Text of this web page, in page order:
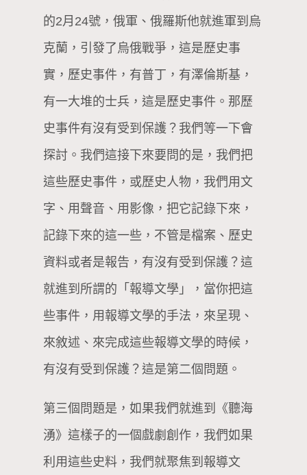
的2月24號，俄軍、俄羅斯他就進軍到烏
克蘭，引發了烏俄戰爭，這是歷史事
實，歷史事件，有普丁，有澤倫斯基，
有一大堆的士兵，這是歷史事件。那歷
史事件有沒有受到保護？我們等一下會
探討。我們這接下來要問的是，我們把
這些歷史事件，或歷史人物，我們用文
字、用聲音、用影像，把它記錄下來，
記錄下來的這一些，不管是檔案、歷史
資料或者是報告，有沒有受到保護？這
就進到所謂的「報導文學」，當你把這
些事件，用報導文學的手法，來呈現、
來敘述、來完成這些報導文學的時候，
有沒有受到保護？這是第二個問題。
第三個問題是，如果我們就進到《聽海
湧》這樣子的一個戲劇創作，我們如果
利用這些史料，我們就聚焦到報導文